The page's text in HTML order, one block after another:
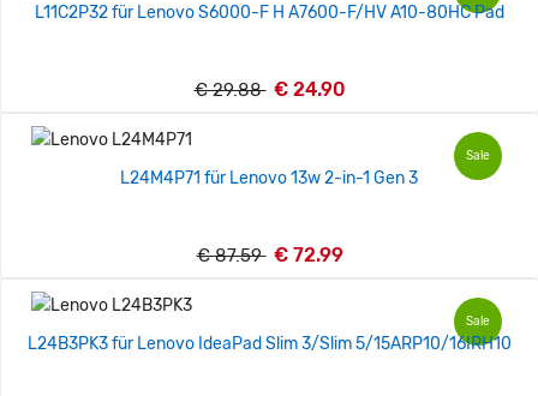
L11C2P32 für Lenovo S6000-F H A7600-F/HV A10-80HC Pad
€ 29.88 € 24.90
Sale
L24M4P71 für Lenovo 13w 2-in-1 Gen 3
€ 87.59 € 72.99
Sale
L24B3PK3 für Lenovo IdeaPad Slim 3/Slim 5/15ARP10/16IRH10